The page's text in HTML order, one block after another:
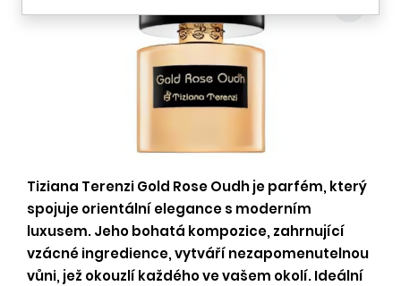
Tiziana Terenzi Gold Rose Oudh je parfém, který
spojuje orientální elegance s moderním
luxusem. Jeho bohatá kompozice, zahrnující
vzácné ingredience, vytváří nezapomenutelnou
vůni, jež okouzlí každého ve vašem okolí. Ideální